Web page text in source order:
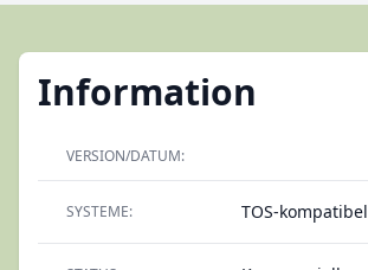
Information
VERSION/DATUM:
SYSTEME: TOS-kompatibel